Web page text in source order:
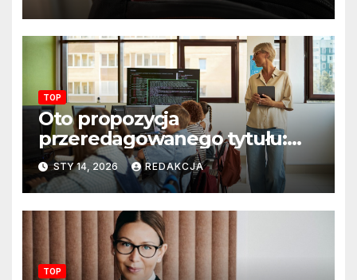
TOP
Oto propozycja
przeredagowanego tytułu:
Resort edukacji szkoli
nauczycieli z wykorzystania
sztucznej inteligencji. AI
pojawi się na zajęciach
szkolnych
STY 14, 2026 REDAKCJA
TOP